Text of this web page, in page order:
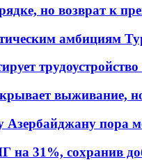
но возврат к
амбициям
выживание,
пора
на 31%, сохранив